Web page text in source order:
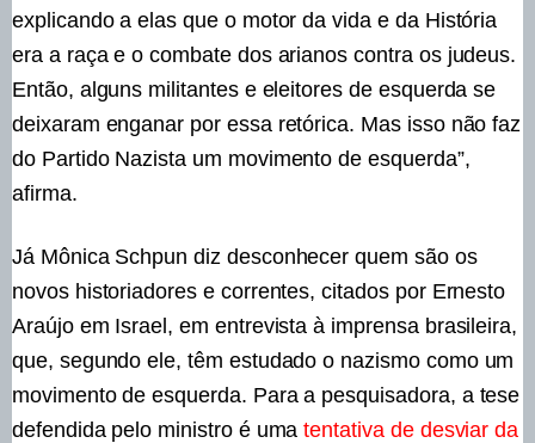
explicando a elas que o motor da vida e da História
era a raça e o combate dos arianos contra os judeus.
Então, alguns militantes e eleitores de esquerda se
deixaram enganar por essa retórica. Mas isso não faz
do Partido Nazista um movimento de esquerda”,
afirma.
Já Mônica Schpun diz desconhecer quem são os
novos historiadores e correntes, citados por Ernesto
Araújo em Israel, em entrevista à imprensa brasileira,
que, segundo ele, têm estudado o nazismo como um
movimento de esquerda. Para a pesquisadora, a tese
defendida pelo ministro é umatentativa de desviar da